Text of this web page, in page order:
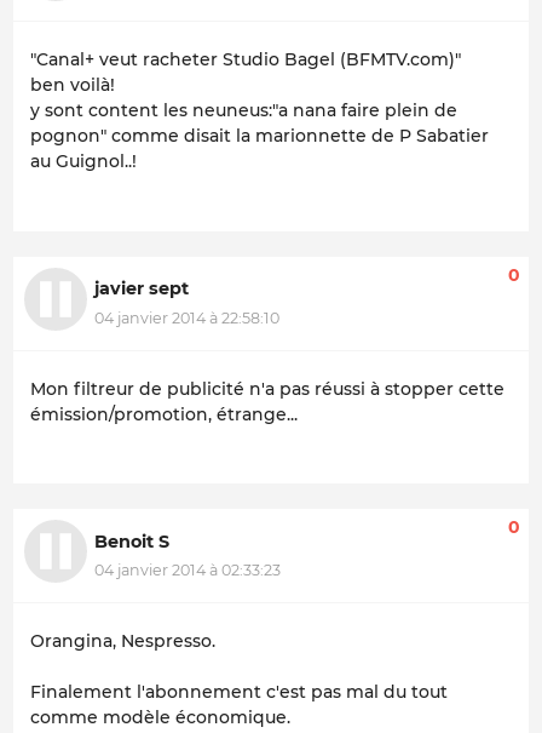
"Canal+ veut racheter Studio Bagel (BFMTV.com)"
ben voilà!
y sont content les neuneus:"a nana faire plein de
pognon" comme disait la marionnette de P Sabatier
au Guignol..!
javier sept
04 janvier 2014 à 22:58:10
0
Mon filtreur de publicité n'a pas réussi à stopper cette
émission/promotion, étrange...
Benoit S
04 janvier 2014 à 02:33:23
0
Orangina, Nespresso.
Finalement l'abonnement c'est pas mal du tout
comme modèle économique.